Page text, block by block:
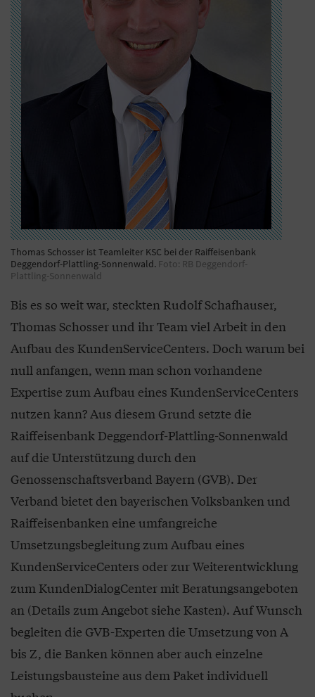
Thomas Schosser ist Teamleiter KSC bei der Raiffeisenbank
Deggendorf-Plattling-Sonnenwald. Foto: RB Deggendorf-
Plattling-Sonnenwald
Bis es so weit war, steckten Rudolf Schafhauser,
Thomas Schosser und ihr Team viel Arbeit in den
Aufbau des KundenServiceCenters. Doch warum bei
null anfangen, wenn man schon vorhandene
Expertise zum Aufbau eines KundenServiceCenters
nutzen kann? Aus diesem Grund setzte die
Raiffeisenbank Deggendorf-Plattling-Sonnenwald
auf die Unterstützung durch den
Genossenschaftsverband Bayern (GVB). Der
Verband bietet den bayerischen Volksbanken und
Raiffeisenbanken eine umfangreiche
Umsetzungsbegleitung zum Aufbau eines
KundenServiceCenters oder zur Weiterentwicklung
zum KundenDialogCenter mit Beratungsangeboten
an (Details zum Angebot siehe Kasten). Auf Wunsch
begleiten die GVB-Experten die Umsetzung von A
bis Z, die Banken können aber auch einzelne
Leistungsbausteine aus dem Paket individuell